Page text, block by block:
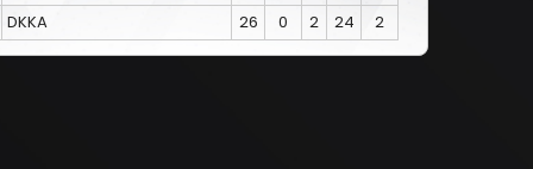
DKKA 26 0 2 24 2